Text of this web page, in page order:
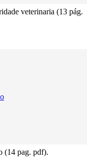
veterinaria (13 pág.
(14 pag. pdf).